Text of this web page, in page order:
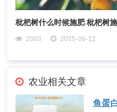
枇杷树什么时候施肥 枇杷树
2003 2025-06-12
农业相关文章
鱼蛋